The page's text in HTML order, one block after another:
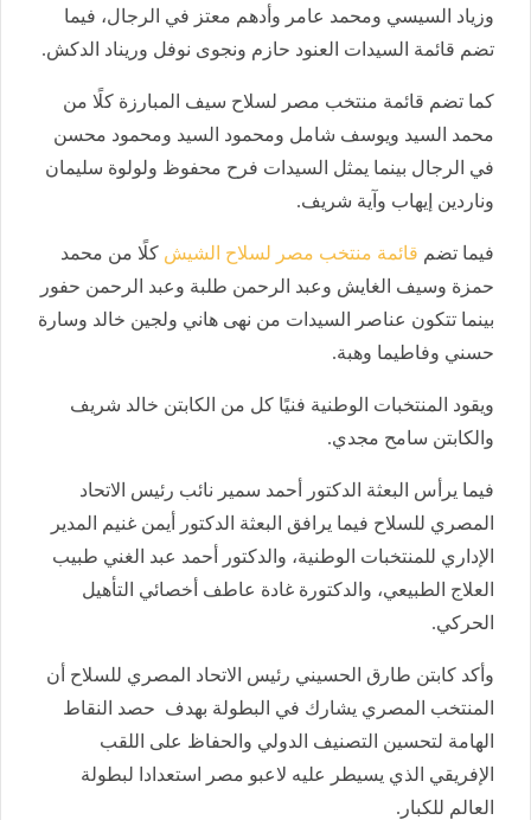
وزياد السيسي ومحمد عامر وأدهم معتز في الرجال، فيما
تضم قائمة السيدات العنود حازم ونجوى نوفل وريناد الدكش.
كما تضم قائمة منتخب مصر لسلاح سيف المبارزة كلًا من
محمد السيد ويوسف شامل ومحمود السيد ومحمود محسن
في الرجال بينما يمثل السيدات فرح محفوظ ولولوة سليمان
وناردين إيهاب وآية شريف.
فيما تضم قائمة منتخب مصر لسلاح الشيش كلًا من محمد
حمزة وسيف الغايش وعبد الرحمن طلبة وعبد الرحمن حفور
بينما تتكون عناصر السيدات من نهى هاني ولجين خالد وسارة
حسني وفاطيما وهبة.
ويقود المنتخبات الوطنية فنيًا كل من الكابتن خالد شريف
والكابتن سامح مجدي.
فيما يرأس البعثة الدكتور أحمد سمير نائب رئيس الاتحاد
المصري للسلاح فيما يرافق البعثة الدكتور أيمن غنيم المدير
الإداري للمنتخبات الوطنية، والدكتور أحمد عبد الغني طبيب
العلاج الطبيعي، والدكتورة غادة عاطف أخصائي التأهيل
الحركي.
وأكد كابتن طارق الحسيني رئيس الاتحاد المصري للسلاح أن
المنتخب المصري يشارك في البطولة بهدف حصد النقاط
الهامة لتحسين التصنيف الدولي والحفاظ على اللقب
الإفريقي الذي يسيطر عليه لاعبو مصر استعدادا لبطولة
العالم للكبار.